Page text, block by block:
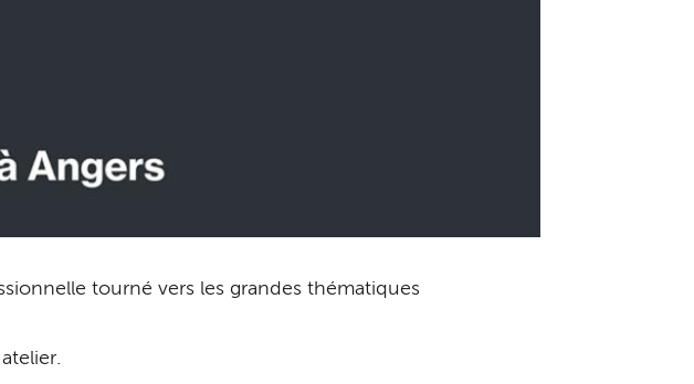
tourné vers les grandes thématiques